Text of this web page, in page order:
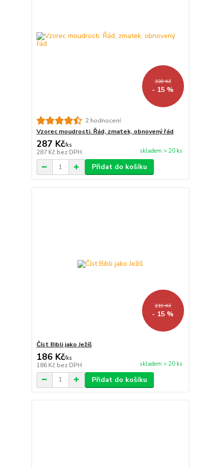
338 Kč
- 15 %
2 hodnocení
Vzorec moudrosti. Řád, zmatek, obnovený řád
287 Kč/ks
287 Kč bez DPH skladem > 20 ks
Přidat do košíku
219 Kč
- 15 %
Číst Bibli jako Ježíš
186 Kč/ks
186 Kč bez DPH skladem > 20 ks
Přidat do košíku